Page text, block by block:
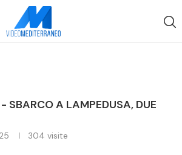
SBARCO A LAMPEDUSA, DUE
304 visite